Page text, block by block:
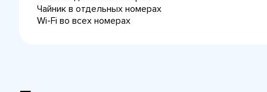
Чайник в отдельных номерах
Wi-Fi во всех номерах